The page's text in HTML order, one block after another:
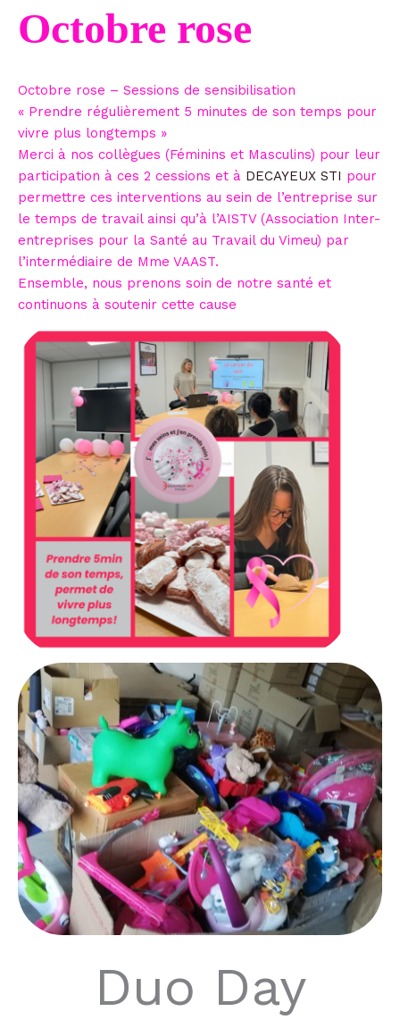
Octobre rose
Octobre rose – Sessions de sensibilisation
« Prendre régulièrement 5 minutes de son temps pour
vivre plus longtemps »
Merci à nos collègues (Féminins et Masculins) pour leur
participation à ces 2 cessions et à DECAYEUX STI pour
permettre ces interventions au sein de l’entreprise sur
le temps de travail ainsi qu’à l’AISTV (Association Inter-
entreprises pour la Santé au Travail du Vimeu) par
l’intermédiaire de Mme VAAST.
Ensemble, nous prenons soin de notre santé et
continuons à soutenir cette cause
Duo Day